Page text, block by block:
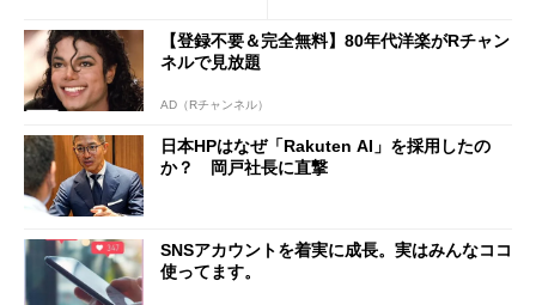
【登録不要＆完全無料】80年代洋楽がRチャン
ネルで見放題
AD（Rチャンネル）
日本HPはなぜ「Rakuten AI」を採用したの
か？ 岡戸社長に直撃
SNSアカウントを着実に成長。実はみんなココ
使ってます。